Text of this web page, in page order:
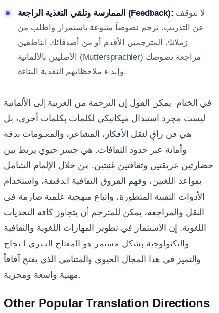
الممارسة وتلقي التغذية الراجعة (Feedback):
عن التدريب. ترجم نصوصاً متنوعة باستمرار واطلب من
زملائك المترجمين الأقدم أو من أصدقائك الناطقين
الأصليين بالألمانية (Muttersprachler) مراجعة نصوصك
وإبداء ملاحظاتهم النقدية البناءة.
في الختام، يمكن القول إن الترجمة من العربية إلى الألمانية
ليست مجرد استبدال ميكانيكي لكلمات بكلمات أخرى، بل
هي فن راقٍ لنقل الأفكار، المشاعر، والمعلومات بدقة
وأمانة عبر حدود الثقافات. هي جسر حيوي يربط بين
حضارتين عريقتين وثقافتين غنيتين. من خلال الإلمام الشامل
بقواعد اللغتين، وفهم الفروق الثقافية الدقيقة، واستخدام
الأدوات التقنية المتطورة، واتباع منهجية علمية صارمة في
النقل والمراجعة، يمكن للمترجم أن يتجاوز كافة التحديات
اللغوية. إن الاستثمار في تطوير المهارات اللغوية والثقافية
والتكنولوجية بشكل مستمر هو المفتاح السري للنجاح
والتميز في هذا المجال الحيوي والمتنامي الذي يفتح آفاقاً
مهنية واسعة ومجزية.
Other Popular Translation Directions